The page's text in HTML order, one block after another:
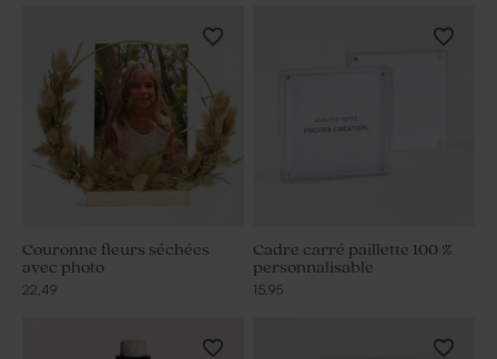
Couronne fleurs séchées
avec photo
22,49
Cadre carré paillette 100 %
personnalisable
15,95